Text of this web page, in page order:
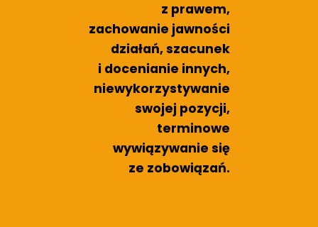
z prawem,
zachowanie jawności
działań, szacunek
i docenianie innych,
niewykorzystywanie
swojej pozycji,
terminowe
wywiązywanie się
ze zobowiązań.